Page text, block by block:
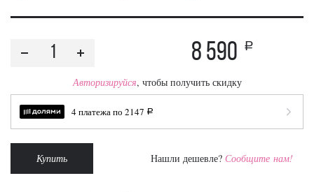
8 590 a
Авторизируйся, чтобы получить скидку
4 платежа по 2147 a
Купить Нашли дешевле? Сообщите нам!